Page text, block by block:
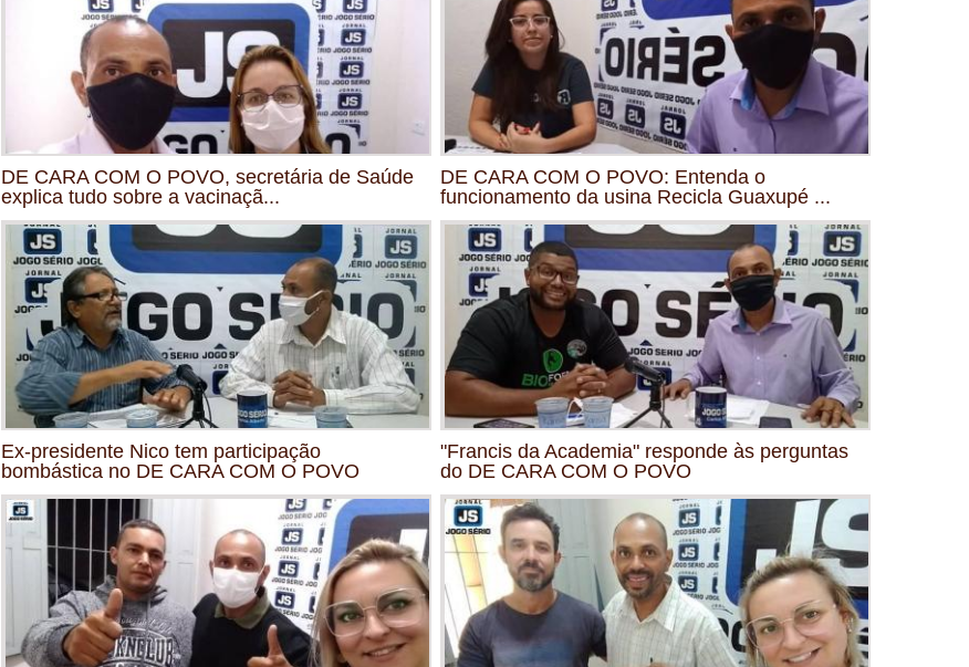
DE CARA COM O POVO, secretária de Saúde
explica tudo sobre a vacinaçã...
DE CARA COM O POVO: Entenda o
funcionamento da usina Recicla Guaxupé ...
Ex-presidente Nico tem participação
bombástica no DE CARA COM O POVO
"Francis da Academia" responde às perguntas
do DE CARA COM O POVO